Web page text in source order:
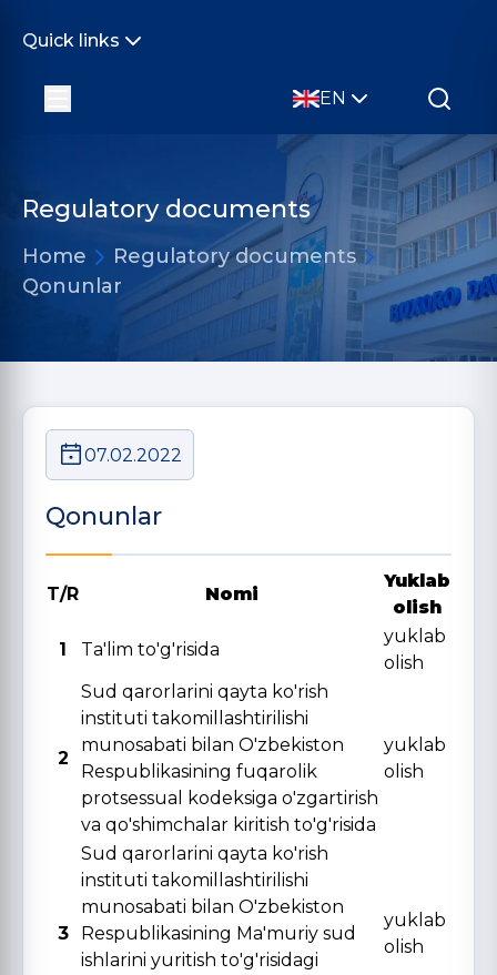
Quick links
EN
Regulatory documents
Home
Regulatory documents
Qonunlar
07.02.2022
Qonunlar
T/R Nomi
Yuklab
olish
1
Ta'lim to'g'risida
yuklab
olish
2
Sud qarorlarini qayta ko'rish
instituti takomillashtirilishi
munosabati bilan O'zbekiston
Respublikasining fuqarolik
protsessual kodeksiga o'zgartirish
va qo'shimchalar kiritish to'g'risida
yuklab
olish
3
Sud qarorlarini qayta ko'rish
instituti takomillashtirilishi
munosabati bilan O'zbekiston
Respublikasining Ma'muriy sud
ishlarini yuritish to'g'risidagi
yuklab
olish